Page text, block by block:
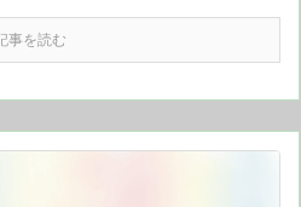
事を読む